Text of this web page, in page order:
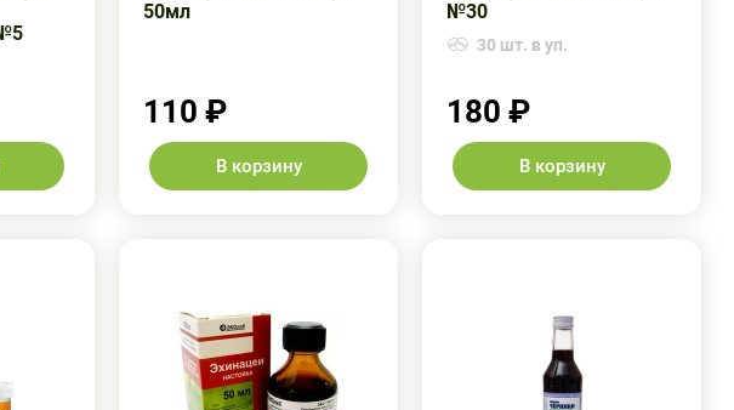
50мл
110 ₽
В корзину
№30
30 шт. в уп.
180 ₽
В корзину